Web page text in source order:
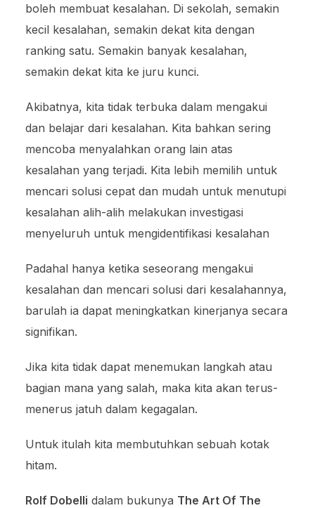
boleh membuat kesalahan. Di sekolah, semakin
kecil kesalahan, semakin dekat kita dengan
ranking satu. Semakin banyak kesalahan,
semakin dekat kita ke juru kunci.
Akibatnya, kita tidak terbuka dalam mengakui
dan belajar dari kesalahan. Kita bahkan sering
mencoba menyalahkan orang lain atas
kesalahan yang terjadi. Kita lebih memilih untuk
mencari solusi cepat dan mudah untuk menutupi
kesalahan alih-alih melakukan investigasi
menyeluruh untuk mengidentifikasi kesalahan
Padahal hanya ketika seseorang mengakui
kesalahan dan mencari solusi dari kesalahannya,
barulah ia dapat meningkatkan kinerjanya secara
signifikan.
Jika kita tidak dapat menemukan langkah atau
bagian mana yang salah, maka kita akan terus-
menerus jatuh dalam kegagalan.
Untuk itulah kita membutuhkan sebuah kotak
hitam.
Rolf Dobelli dalam bukunya The Art Of The